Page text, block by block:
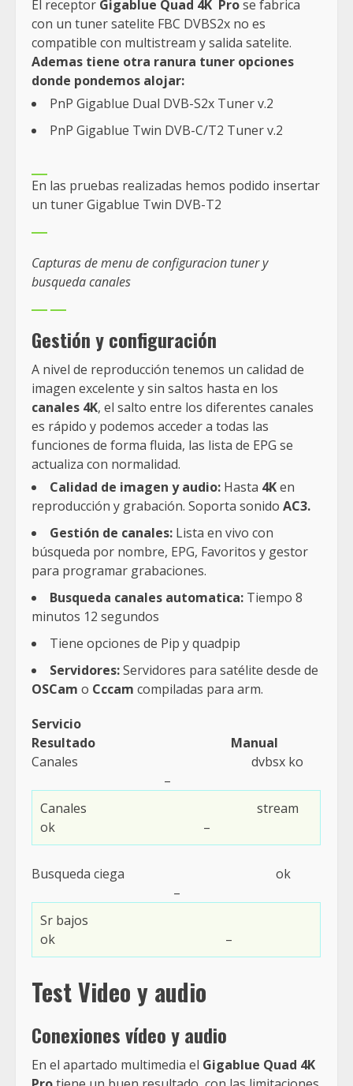
El receptor Gigablue Quad 4K Prose fabrica
con un tuner satelite FBC DVBS2x no es
compatible con multistream y salida satelite.
Ademas tiene otra ranura tuner opciones
donde pondemos alojar:
PnP Gigablue Dual DVB-S2x Tuner v.2
PnP Gigablue Twin DVB-C/T2 Tuner v.2
En las pruebas realizadas hemos podido insertar
un tuner Gigablue Twin DVB-T2
Capturas de menu de configuracion tuner y
busqueda canales
Gestión y configuración
A nivel de reproducción tenemos un calidad de
imagen excelente y sin saltos hasta en los
canales 4K, el salto entre los diferentes canales
es rápido y podemos acceder a todas las
funciones de forma fluida, las lista de EPG se
actualiza con normalidad.
Calidad de imagen y audio: Hasta 4Ken
reproducción y grabación. Soporta sonido AC3.
Gestión de canales: Lista en vivo con
búsqueda por nombre, EPG, Favoritos y gestor
para programar grabaciones.
Busqueda canales automatica: Tiempo 8
minutos 12 segundos
Tiene opciones de Pip y quadpip
Servidores:Servidores para satélite desde de
OSCam o Cccam compiladas para arm.
Servicio
Resultado Manual
Canales dvbsx ko
–
Canales stream
ok –
Busqueda ciega ok
–
Sr bajos
ok –
Test Video y audio
Conexiones vídeo y audio
En el apartado multimedia el Gigablue Quad 4K